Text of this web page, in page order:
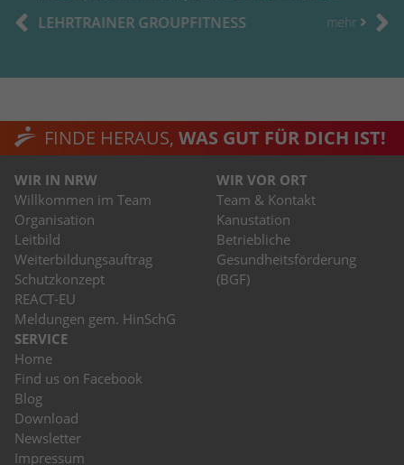
LEHRTRAINER GROUPFITNESS
mehr
FINDE HERAUS, WAS GUT FÜR DICH IST!
WIR IN NRW
Willkommen im Team
Organisation
Leitbild
Weiterbildungsauftrag
Schutzkonzept
REACT-EU
Meldungen gem. HinSchG
WIR VOR ORT
Team & Kontakt
Kanustation
Betriebliche
Gesundheitsförderung
(BGF)
SERVICE
Home
Find us on Facebook
Blog
Download
Newsletter
Impressum